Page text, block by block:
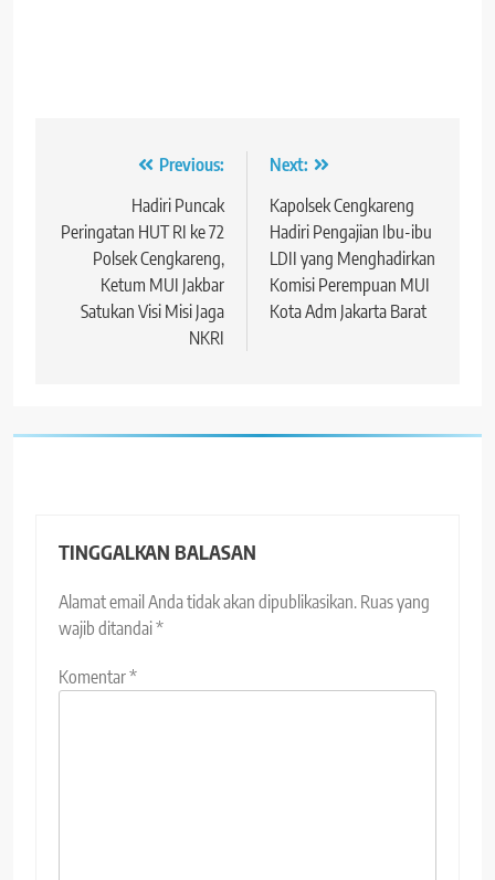
Navigasi Previous:
Hadiri Puncak
Peringatan HUT RI ke 72
Polsek Cengkareng,
Ketum MUI Jakbar
Satukan Visi Misi Jaga
NKRI
Next:
Kapolsek Cengkareng
Hadiri Pengajian Ibu-ibu
LDII yang Menghadirkan
Komisi Perempuan MUI
Kota Adm Jakarta Barat
TINGGALKAN BALASAN
Alamat email Anda tidak akan dipublikasikan. Ruas yang
wajib ditandai*
Komentar*